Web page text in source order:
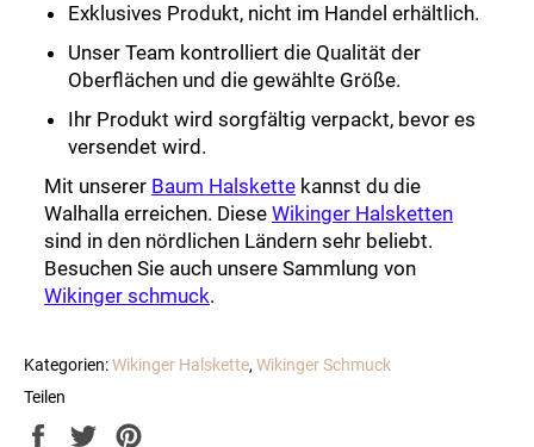
Exklusives Produkt, nicht im Handel erhältlich.
Unser Team kontrolliert die Qualität der
Oberflächen und die gewählte Größe.
Ihr Produkt wird sorgfältig verpackt, bevor es
versendet wird.
Mit unserer Baum Halskette kannst du die
Walhalla erreichen. Diese Wikinger Halsketten
sind in den nördlichen Ländern sehr beliebt.
Besuchen Sie auch unsere Sammlung von
Wikinger schmuck.
Kategorien:Wikinger Halskette,Wikinger Schmuck
Teilen
Auf
Auf